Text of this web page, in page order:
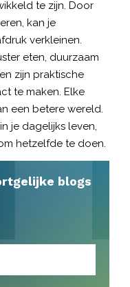
te zijn. Door
kan je
verkleinen.
eten, duurzaam
zijn praktische
te maken. Elke
een betere wereld.
je dagelijks leven,
hetzelfde te doen.
blogs